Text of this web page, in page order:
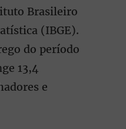
Brasileiro
(IBGE).
do período
13,4
e